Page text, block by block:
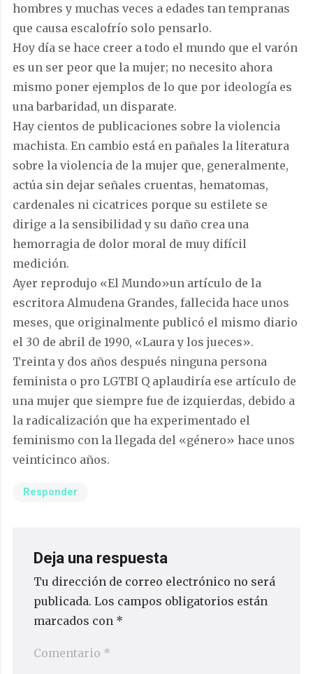
hombres y muchas veces a edades tan tempranas
que causa escalofrío solo pensarlo.
Hoy día se hace creer a todo el mundo que el varón
es un ser peor que la mujer; no necesito ahora
mismo poner ejemplos de lo que por ideología es
una barbaridad, un disparate.
Hay cientos de publicaciones sobre la violencia
machista. En cambio está en pañales la literatura
sobre la violencia de la mujer que, generalmente,
actúa sin dejar señales cruentas, hematomas,
cardenales ni cicatrices porque su estilete se
dirige a la sensibilidad y su daño crea una
hemorragia de dolor moral de muy difícil
medición.
Ayer reprodujo «El Mundo»un artículo de la
escritora Almudena Grandes, fallecida hace unos
meses, que originalmente publicó el mismo diario
el 30 de abril de 1990, «Laura y los jueces».
Treinta y dos años después ninguna persona
feminista o pro LGTBI Q aplaudiría ese artículo de
una mujer que siempre fue de izquierdas, debido a
la radicalización que ha experimentado el
feminismo con la llegada del «género» hace unos
veinticinco años.
Responder
Deja una respuesta
Tu dirección de correo electrónico no será
publicada. Los campos obligatorios están
marcados con *